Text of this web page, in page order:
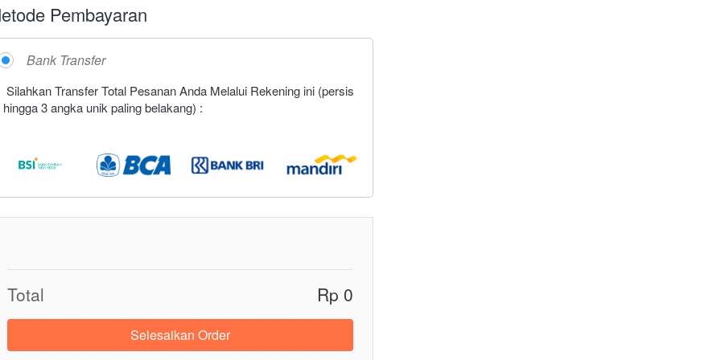
Pembayaran
Bank Transfer
Silahkan Transfer Total Pesanan Anda Melalui Rekening ini (persis
hingga 3 angka unik paling belakang) :
Total Rp 0
`
Selesaikan Order